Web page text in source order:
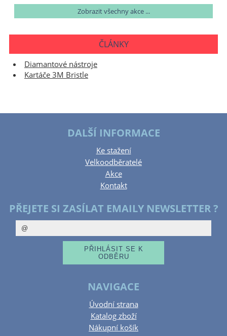
Zobrazit všechny akce ...
ČLÁNKY
Diamantové nástroje
Kartáče 3M Bristle
DALŠÍ INFORMACE
Ke stažení
Velkoodběratelé
Akce
Kontakt
PŘEJETE SI ZASÍLAT EMAILY NEWSLETTER ?
NAVIGACE
Úvodní strana
Katalog zboží
Nákupní košík